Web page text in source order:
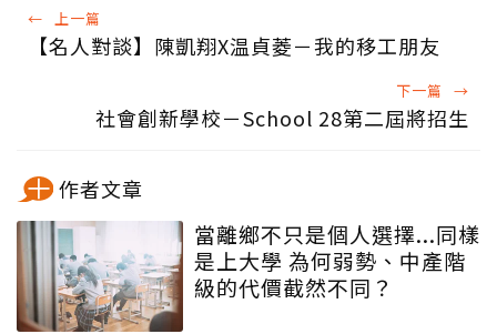
← 上一篇
【名人對談】陳凱翔X温貞菱－我的移工朋友
下一篇 →
社會創新學校－School 28第二屆將招生
作者文章
當離鄉不只是個人選擇...同樣
是上大學 為何弱勢、中產階
級的代價截然不同？